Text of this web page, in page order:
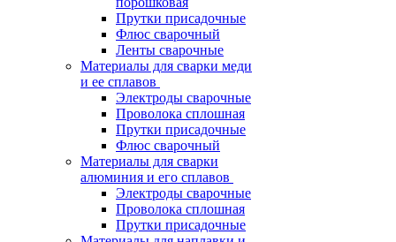
Прутки присадочные
Флюс сварочный
Ленты сварочные
Материалы для сварки меди
и ее сплавов
Электроды сварочные
Проволока сплошная
Прутки присадочные
Флюс сварочный
Материалы для сварки
алюминия и его сплавов
Электроды сварочные
Проволока сплошная
Прутки присадочные